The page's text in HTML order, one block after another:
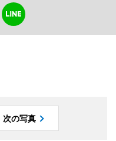
次の写真